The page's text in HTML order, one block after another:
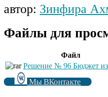
автор: Зинфира
Файлы для
Файл
Решение № 96 Бюджет
Мы ВКонтакте